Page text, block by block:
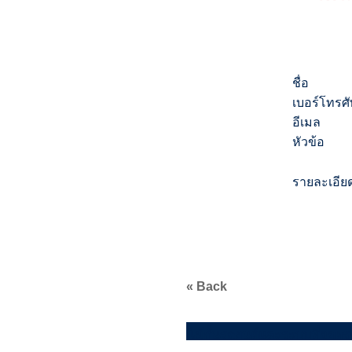
ชื่อ
เบอร์โทร
อีเมล
หัวข้อ
รายละเอีย
« Back